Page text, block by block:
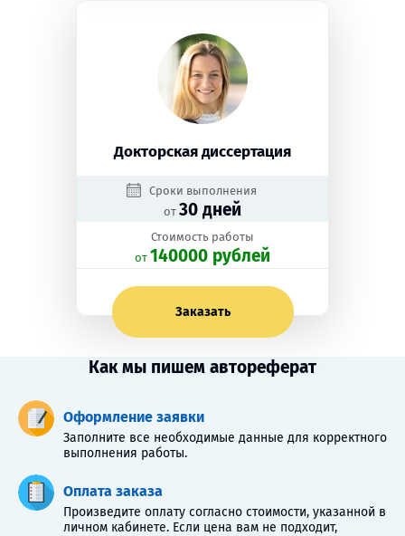
Докторская диссертация
Сроки выполнения
от 30 дней
Стоимость работы
oт 140000 рублей
Заказать
Как мы пишем автореферат
Оформление заявки
Заполните все необходимые данные для корректного
выполнения работы.
Оплата заказа
Произведите оплату согласно стоимости, указанной в
личном кабинете. Если цена вам не подходит,